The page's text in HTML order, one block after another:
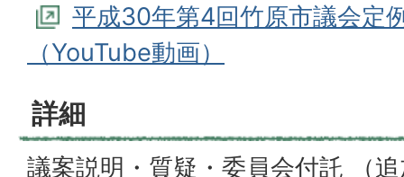
平成30年第4回竹原市議会定
（YouTube動画）
詳細
議案説明・質疑・委員会付託 （